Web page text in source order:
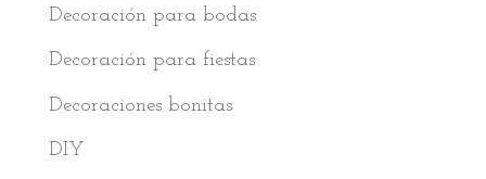
Decoración para bodas
Decoración para fiestas
Decoraciones bonitas
DIY